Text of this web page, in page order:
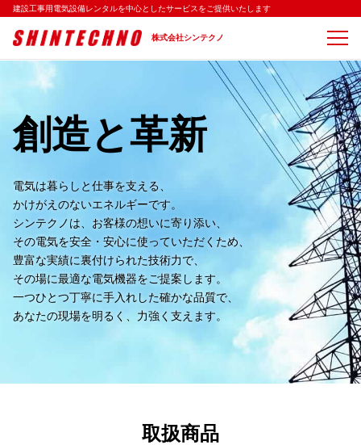
シンテクノ
建設工事用電気設備レンタルを中心としたサービスをご提供いたします
株式会社シンテクノ
創造と革新
電気は暮らしと仕事を支える、
かけがえのないエネルギーです。
シンテクノは、お客様の想いに寄り添い、
その電気を安全・安心に使っていただくため、
豊富な実績に裏付けられた技術力で、
その場に最適な電気機器をご提案します。
一つひとつ丁寧に手入れした確かな品質で、
あなたの現場を明るく、力強く支えます。
取扱商品